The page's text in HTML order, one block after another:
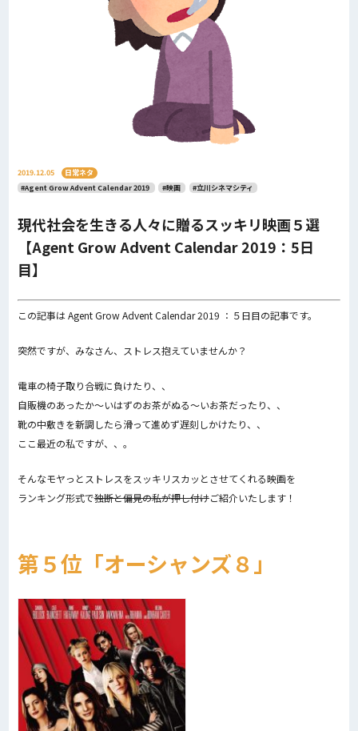
2019.12.05
日常ネタ
#Agent Grow Advent Calendar 2019
#映画 #立川シネマシティ
現代社会を生きる人々に贈るスッキリ映画５選
【Agent Grow Advent Calendar 2019：5日
目】
この記事は Agent Grow Advent Calendar 2019 ：５日目の記事です。
突然ですが、みなさん、ストレス抱えていませんか？
電車の椅子取り合戦に負けたり、、
自販機のあったか〜いはずのお茶がぬる〜いお茶だったり、、
靴の中敷きを新調したら滑って進めず遅刻しかけたり、、
ここ最近の私ですが、、。
そんなモヤっとストレスをスッキリスカッとさせてくれる映画を
ランキング形式で独断と偏見の私が押し付けご紹介いたします！
第５位「オーシャンズ８」